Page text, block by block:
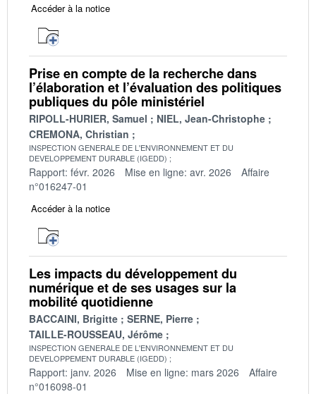
Accéder à la notice
Prise en compte de la recherche dans
l’élaboration et l’évaluation des politiques
publiques du pôle ministériel
RIPOLL-HURIER, Samuel
NIEL, Jean-Christophe
CREMONA, Christian
INSPECTION GENERALE DE L'ENVIRONNEMENT ET DU
DEVELOPPEMENT DURABLE (IGEDD)
Rapport: févr. 2026 Mise en ligne: avr. 2026
Affaire
n°016247-01
Accéder à la notice
Les impacts du développement du
numérique et de ses usages sur la
mobilité quotidienne
BACCAINI, Brigitte
SERNE, Pierre
TAILLE-ROUSSEAU, Jérôme
INSPECTION GENERALE DE L'ENVIRONNEMENT ET DU
DEVELOPPEMENT DURABLE (IGEDD)
Rapport: janv. 2026 Mise en ligne: mars 2026
Affaire
n°016098-01